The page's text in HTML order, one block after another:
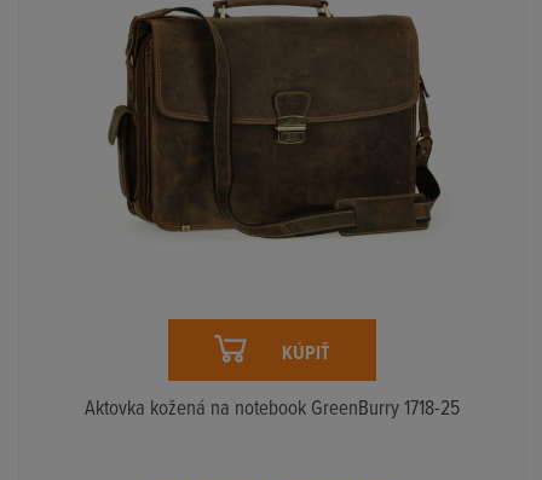
KÚPIŤ
Aktovka kožená na notebook GreenBurry 1718-25